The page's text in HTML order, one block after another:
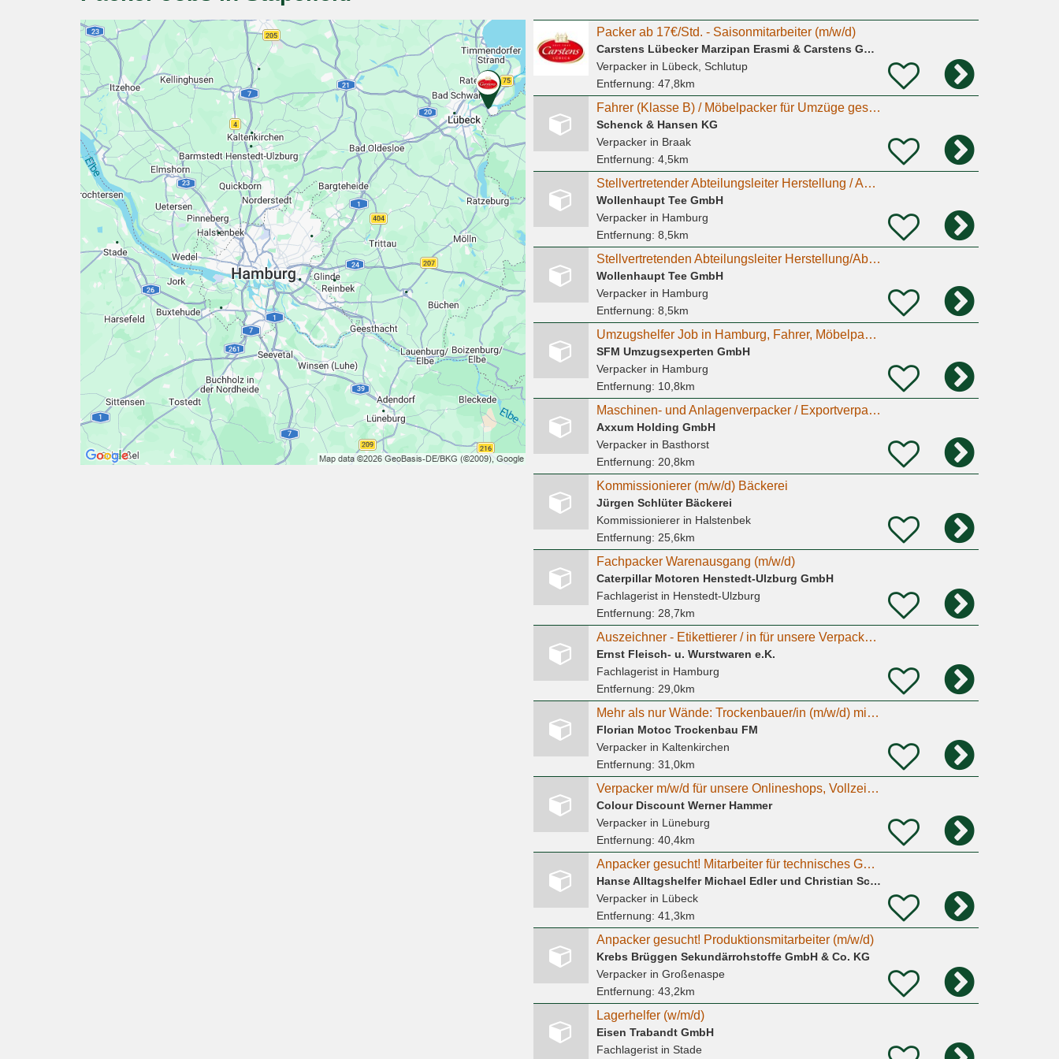
Packer ab 17€/Std. - Saisonmitarbeiter (m/w/d)
Carstens Lübecker Marzipan Erasmi & Carstens GmbH & Co. Kg
Verpackerin Lübeck, Schlutup
Entfernung: 47,8km
Fahrer (Klasse B) / Möbelpacker für Umzüge gesucht
Schenck & Hansen KG
Verpackerin Braak
Entfernung: 4,5km
Stellvertretender Abteilungsleiter Herstellung / Abpackerei (m/w/d)
Wollenhaupt Tee GmbH
Verpackerin Hamburg
Entfernung: 8,5km
Stellvertretenden Abteilungsleiter Herstellung/Abpackerei (m/w/d)
Wollenhaupt Tee GmbH
Verpackerin Hamburg
Entfernung: 8,5km
Umzugshelfer Job in Hamburg, Fahrer, Möbelpacker, Möbelmonteur, Transportfahrer, Träger Job in
SFM Umzugsexperten GmbH
Verpackerin Hamburg
Entfernung: 10,8km
Maschinen- und Anlagenverpacker / Exportverpacker (m/w/d)
Axxum Holding GmbH
Verpackerin Basthorst
Entfernung: 20,8km
Kommissionierer (m/w/d) Bäckerei
Jürgen Schlüter Bäckerei
Kommissioniererin Halstenbek
Entfernung: 25,6km
Fachpacker Warenausgang (m/w/d)
Caterpillar Motoren Henstedt-Ulzburg GmbH
Fachlageristin Henstedt-Ulzburg
Entfernung: 28,7km
Auszeichner - Etikettierer / in für unsere Verpackung ( m/w/d )
Ernst Fleisch- u. Wurstwaren e.K.
Fachlageristin Hamburg
Entfernung: 29,0km
Mehr als nur Wände: Trockenbauer/in (m/w/d) mit Anpacker-Mentalität gesucht
Florian Motoc Trockenbau FM
Verpackerin Kaltenkirchen
Entfernung: 31,0km
Verpacker m/w/d für unsere Onlineshops, Vollzeit Mo-Fr 7:30 - 16:00 Uhr, Festanstellung
Colour Discount Werner Hammer
Verpackerin Lüneburg
Entfernung: 40,4km
Anpacker gesucht! Mitarbeiter für technisches Gebäudemanagement (m/w/d)
Hanse Alltagshelfer Michael Edler und Christian Schenke GbR
Verpackerin Lübeck
Entfernung: 41,3km
Anpacker gesucht! Produktionsmitarbeiter (m/w/d)
Krebs Brüggen Sekundärrohstoffe GmbH & Co. KG
Verpackerin Großenaspe
Entfernung: 43,2km
Lagerhelfer (w/m/d)
Eisen Trabandt GmbH
Fachlageristin Stade